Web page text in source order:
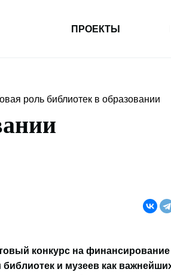
ПРОЕКТЫ
роль библиотек в образовании
конкурс на финансирование
и музеев как